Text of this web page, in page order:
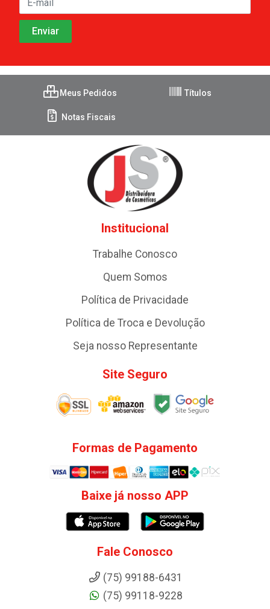
Meus Pedidos Títulos
Notas Fiscais
Institucional
Trabalhe Conosco
Quem Somos
Política de Privacidade
Política de Troca e Devolução
Seja nosso Representante
Site Seguro
Formas de Pagamento
Baixe já nosso APP
Fale Conosco
(75) 99188-6431
(75) 99118-9228